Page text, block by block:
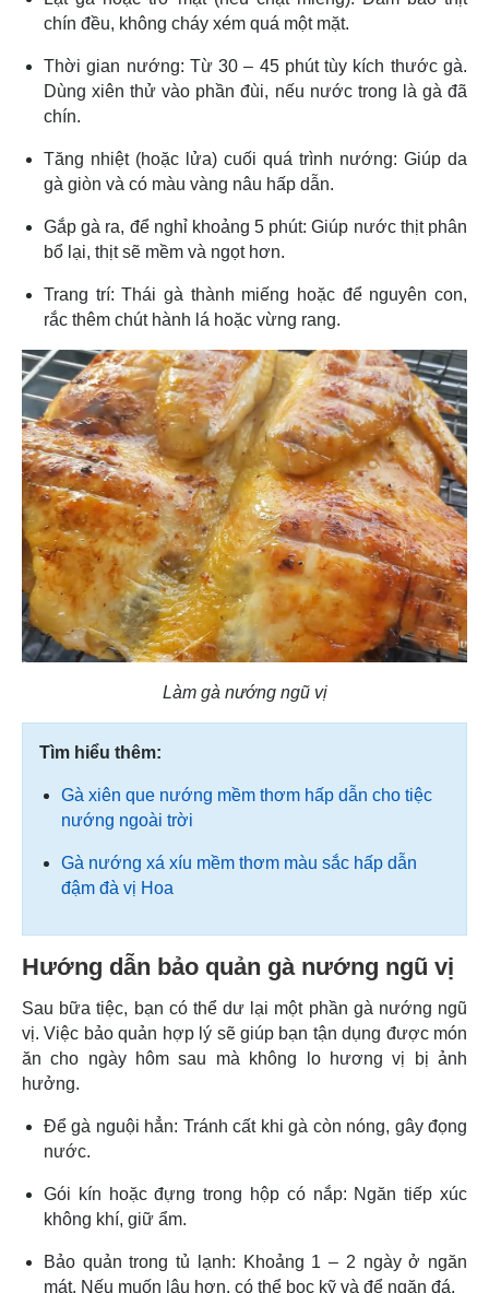
chín đều, không cháy xém quá một mặt.
Thời gian nướng: Từ 30 – 45 phút tùy kích thước gà.
Dùng xiên thử vào phần đùi, nếu nước trong là gà đã
chín.
Tăng nhiệt (hoặc lửa) cuối quá trình nướng: Giúp da
gà giòn và có màu vàng nâu hấp dẫn.
Gắp gà ra, để nghỉ khoảng 5 phút: Giúp nước thịt phân
bổ lại, thịt sẽ mềm và ngọt hơn.
Trang trí: Thái gà thành miếng hoặc để nguyên con,
rắc thêm chút hành lá hoặc vừng rang.
Làm gà nướng ngũ vị
Tìm hiểu thêm:
Gà xiên que nướng mềm thơm hấp dẫn cho tiệc
nướng ngoài trời
Gà nướng xá xíu mềm thơm màu sắc hấp dẫn
đậm đà vị Hoa
Hướng dẫn bảo quản gà nướng ngũ vị
Sau bữa tiệc, bạn có thể dư lại một phần gà nướng ngũ
vị. Việc bảo quản hợp lý sẽ giúp bạn tận dụng được món
ăn cho ngày hôm sau mà không lo hương vị bị ảnh
hưởng.
Để gà nguội hẳn: Tránh cất khi gà còn nóng, gây đọng
nước.
Gói kín hoặc đựng trong hộp có nắp: Ngăn tiếp xúc
không khí, giữ ẩm.
Bảo quản trong tủ lạnh: Khoảng 1 – 2 ngày ở ngăn
mát. Nếu muốn lâu hơn, có thể bọc kỹ và để ngăn đá.